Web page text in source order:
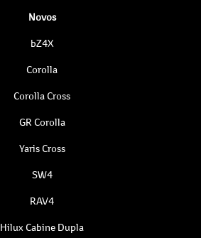
Novos
bZ4X
Corolla
Corolla Cross
GR Corolla
Yaris Cross
SW4
RAV4
Hilux Cabine Dupla